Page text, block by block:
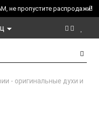
не пропустите распродажи!